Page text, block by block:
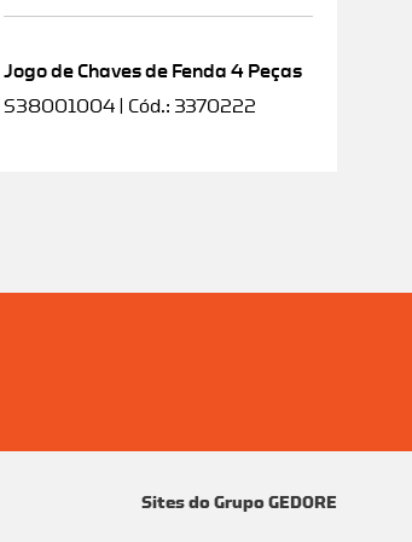
Jogo de Chaves de Fenda 4 Peças
S38001004 | Cód.: 3370222
Sites do Grupo GEDORE